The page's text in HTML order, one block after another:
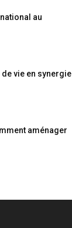
au
de vie en synergie
aménager